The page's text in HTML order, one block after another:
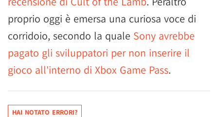
proprio oggi è emersa una curiosa voce di
corridoio, secondo la quale Sony avrebbe
pagato gli sviluppatori per non inserire il
gioco all'interno di Xbox Game Pass.
HAI NOTATO ERRORI?